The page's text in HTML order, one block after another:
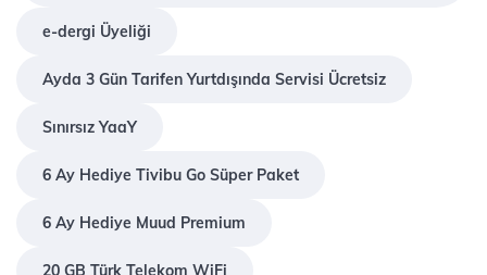
e-dergi Üyeliği
Ayda 3 Gün Tarifen Yurtdışında Servisi Ücretsiz
Sınırsız YaaY
6 Ay Hediye Tivibu Go Süper Paket
6 Ay Hediye Muud Premium
20 GB Türk Telekom WiFi